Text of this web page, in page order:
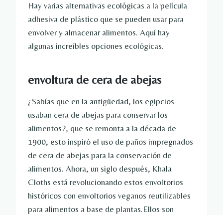
Hay varias alternativas ecológicas a la película
adhesiva de plástico que se pueden usar para
envolver y almacenar alimentos. Aquí hay
algunas increíbles opciones ecológicas.
envoltura de cera de abejas
¿Sabías que en la antigüedad, los egipcios
usaban cera de abejas para conservar los
alimentos?, que se remonta a la década de
1900, esto inspiró el uso de paños impregnados
de cera de abejas para la conservación de
alimentos. Ahora, un siglo después, Khala
Cloths está revolucionando estos envoltorios
históricos con envoltorios veganos reutilizables
para alimentos a base de plantas.Ellos son